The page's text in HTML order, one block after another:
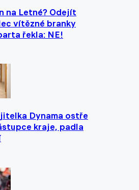
na Letné? Odejít
vítězné branky
řekla: NE!
Dynama ostře
kraje, padla